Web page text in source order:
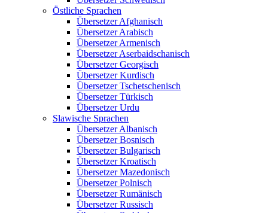
Östliche Sprachen
Übersetzer Afghanisch
Übersetzer Arabisch
Übersetzer Armenisch
Übersetzer Aserbaidschanisch
Übersetzer Georgisch
Übersetzer Kurdisch
Übersetzer Tschetschenisch
Übersetzer Türkisch
Übersetzer Urdu
Slawische Sprachen
Übersetzer Albanisch
Übersetzer Bosnisch
Übersetzer Bulgarisch
Übersetzer Kroatisch
Übersetzer Mazedonisch
Übersetzer Polnisch
Übersetzer Rumänisch
Übersetzer Russisch